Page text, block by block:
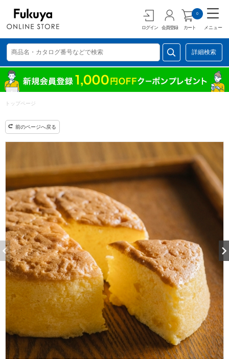
ログイン 会員登録 カート
0
メニュー
詳細検索
トップページ
前のページへ戻る